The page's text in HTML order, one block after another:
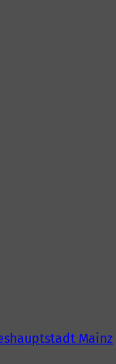
Mainz